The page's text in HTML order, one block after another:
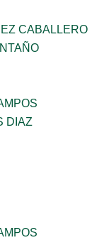
CABALLERO
DIAZ